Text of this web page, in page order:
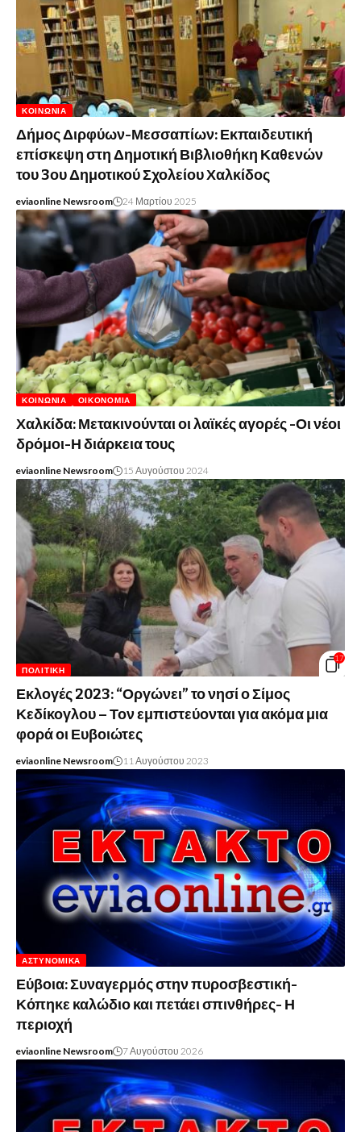
ΚΟΙΝΩΝΊΑ
Δήμος Διρφύων-Μεσσαπίων: Εκπαιδευτική
επίσκεψη στη Δημοτική Βιβλιοθήκη Καθενών
του 3ου Δημοτικού Σχολείου Χαλκίδος
eviaonline Newsroom 24 Μαρτίου 2025
ΚΟΙΝΩΝΊΑ ΟΙΚΟΝΟΜΊΑ
Χαλκίδα: Μετακινούνται οι λαϊκές αγορές -Οι νέοι
δρόμοι-Η διάρκεια τους
eviaonline Newsroom 15 Αυγούστου 2024
17
ΠΟΛΙΤΙΚΉ
Εκλογές 2023: “Οργώνει” το νησί ο Σίμος
Κεδίκογλου – Τον εμπιστεύονται για ακόμα μια
φορά οι Ευβοιώτες
eviaonline Newsroom 11 Αυγούστου 2023
ΑΣΤΥΝΟΜΙΚΆ
Εύβοια: Συναγερμός στην πυροσβεστική-
Κόπηκε καλώδιο και πετάει σπινθήρες- Η
περιοχή
eviaonline Newsroom 7 Αυγούστου 2026